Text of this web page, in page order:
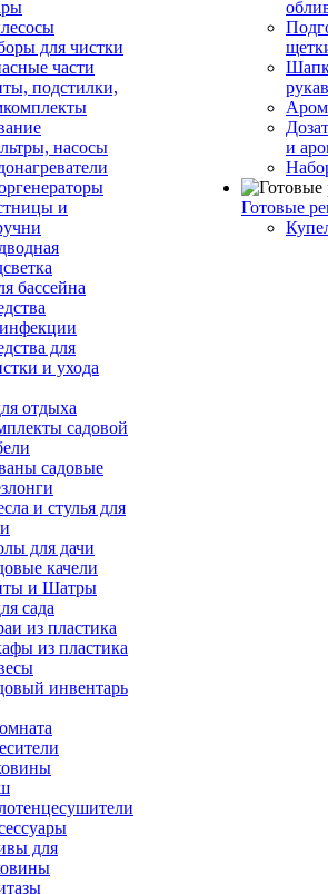
для чистки
части
подстилки,
насосы
и
бассейна
для
и ухода
отдыха
садовой
садовые
и стулья для
для дачи
качели
и Шатры
сада
из пластика
из пластика
инвентарь
для
и
Готовые